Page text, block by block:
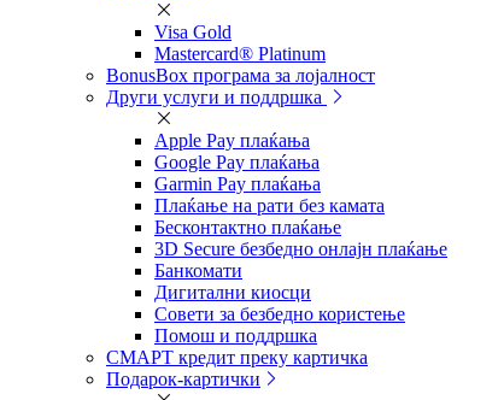
Visa Gold
Mastercard® Platinum
BonusBox програма за лојалност
Други услуги и поддршка
Apple Pay плаќања
Google Pay плаќања
Garmin Pay плаќања
Плаќање на рати без камата
Бесконтактно плаќање
3D Secure безбедно онлајн плаќање
Банкомати
Дигитални киосци
Совети за безбедно користење
Помош и поддршка
СМАРТ кредит преку картичка
Подарок-картички